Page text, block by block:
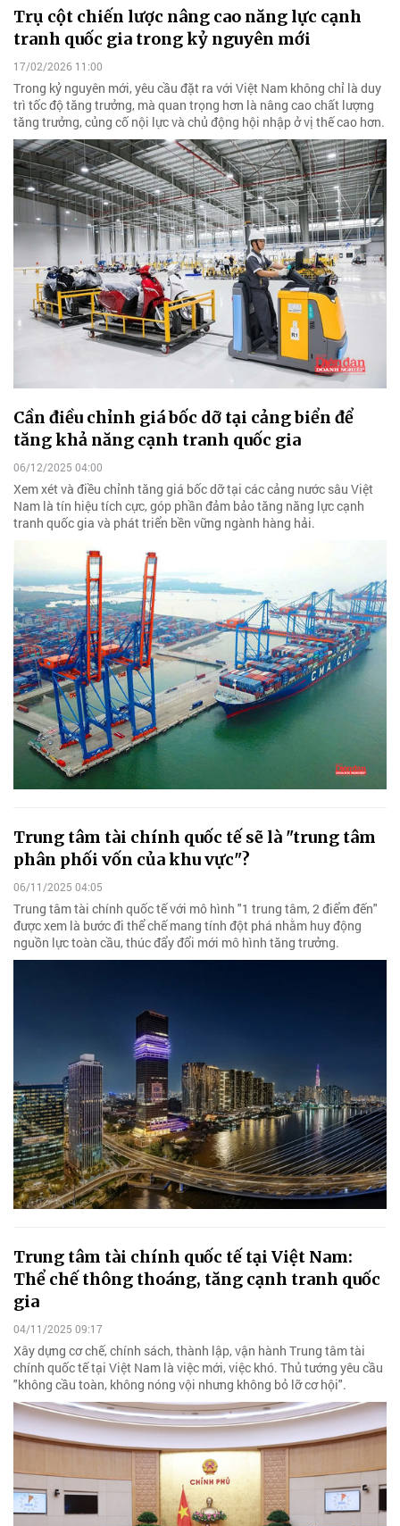
Trụ cột chiến lược nâng cao năng lực cạnh
tranh quốc gia trong kỷ nguyên mới
17/02/2026 11:00
Trong kỷ nguyên mới, yêu cầu đặt ra với Việt Nam không chỉ là duy
trì tốc độ tăng trưởng, mà quan trọng hơn là nâng cao chất lượng
tăng trưởng, củng cố nội lực và chủ động hội nhập ở vị thế cao hơn.
Cần điều chỉnh giá bốc dỡ tại cảng biển để
tăng khả năng cạnh tranh quốc gia
06/12/2025 04:00
Xem xét và điều chỉnh tăng giá bốc dỡ tại các cảng nước sâu Việt
Nam là tín hiệu tích cực, góp phần đảm bảo tăng năng lực cạnh
tranh quốc gia và phát triển bền vững ngành hàng hải.
Trung tâm tài chính quốc tế sẽ là "trung tâm
phân phối vốn của khu vực"?
06/11/2025 04:05
Trung tâm tài chính quốc tế với mô hình "1 trung tâm, 2 điểm đến"
được xem là bước đi thể chế mang tính đột phá nhằm huy động
nguồn lực toàn cầu, thúc đẩy đổi mới mô hình tăng trưởng.
Trung tâm tài chính quốc tế tại Việt Nam:
Thể chế thông thoáng, tăng cạnh tranh quốc
gia
04/11/2025 09:17
Xây dựng cơ chế, chính sách, thành lập, vận hành Trung tâm tài
chính quốc tế tại Việt Nam là việc mới, việc khó. Thủ tướng yêu cầu
"không cầu toàn, không nóng vội nhưng không bỏ lỡ cơ hội".